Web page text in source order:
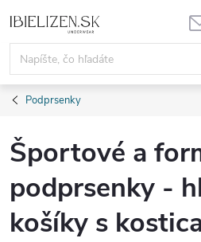
na
obsah
Podprsenky
Športové a
podprsenky -
košíky s